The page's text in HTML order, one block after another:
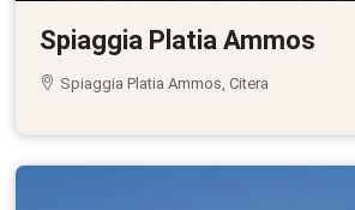
Spiaggia Platia Ammos
Spiaggia Platia Ammos, Citera